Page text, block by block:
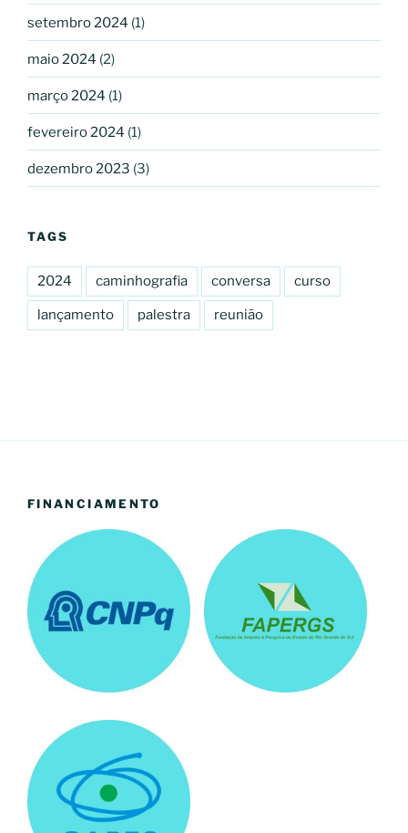
setembro 2024 (1)
maio 2024 (2)
março 2024 (1)
fevereiro 2024 (1)
dezembro 2023 (3)
TAGS
2024 caminhografia conversa curso
lançamento palestra reunião
FINANCIAMENTO